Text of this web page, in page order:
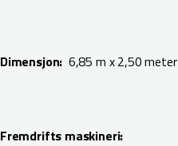
Dimensjon: 6,85 m x 2,50 meter
Fremdrifts maskineri: